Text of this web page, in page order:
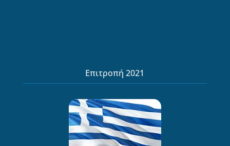
Επιτροπή 2021